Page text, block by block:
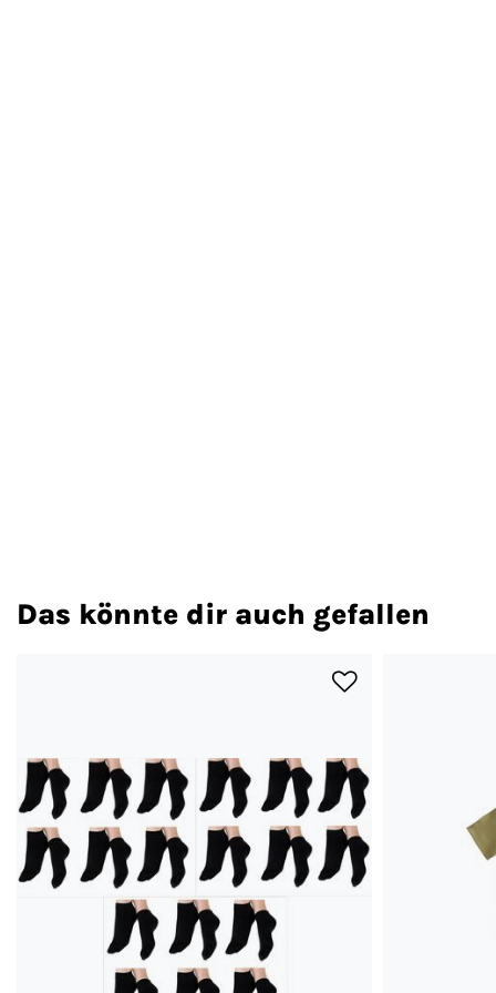
Das könnte dir auch gefallen